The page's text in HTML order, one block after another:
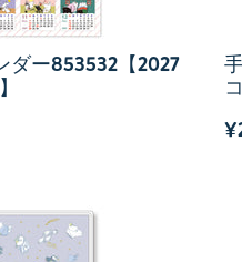
ダー853532【2027